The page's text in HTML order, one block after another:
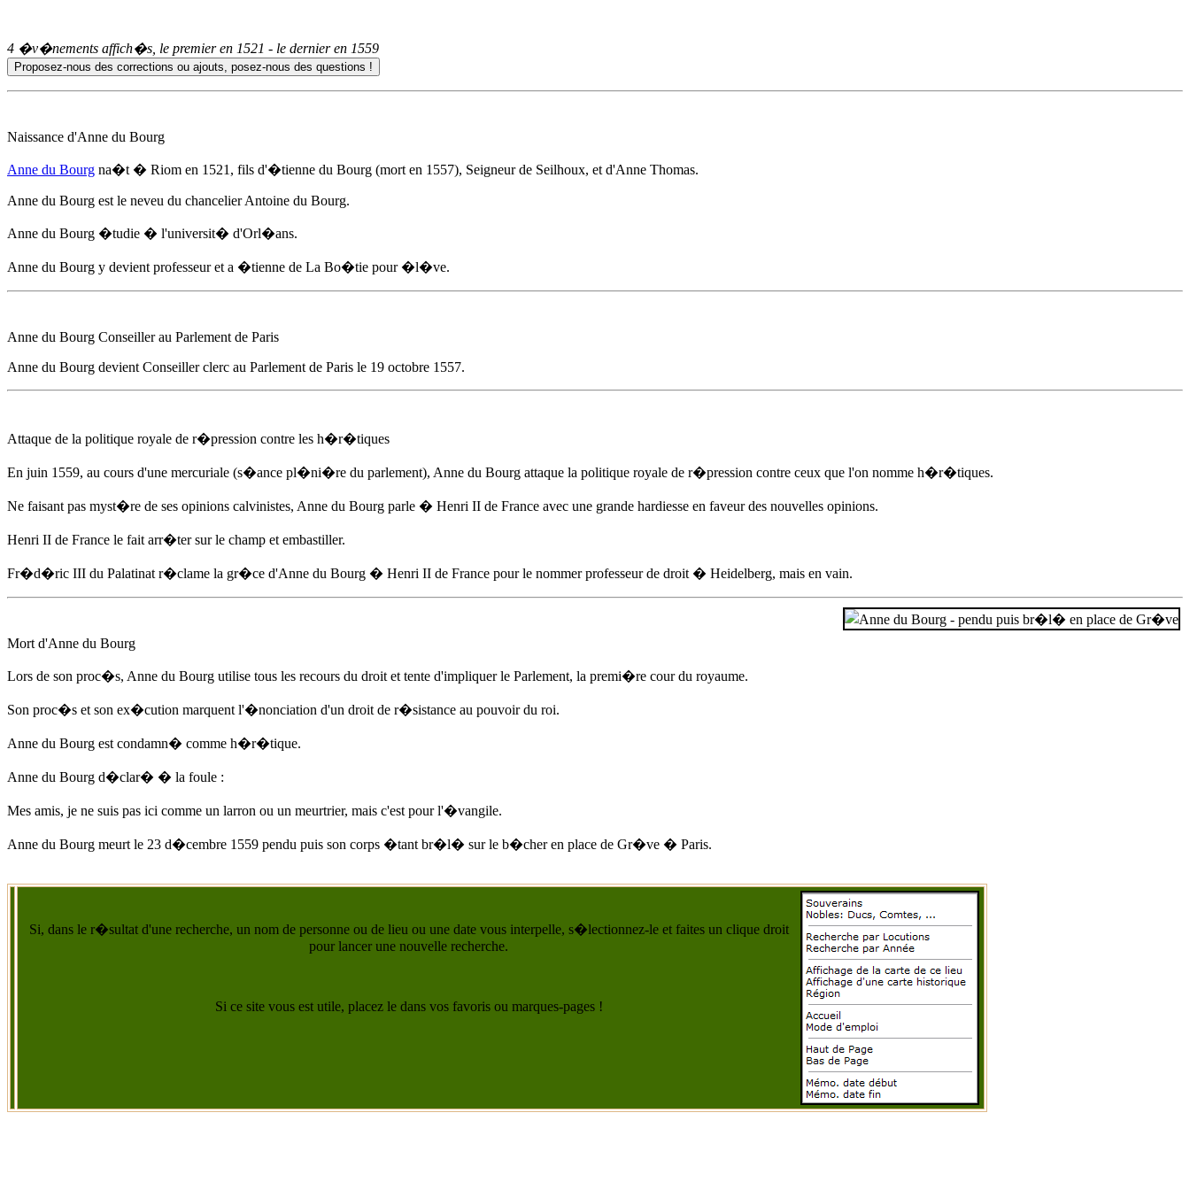
4 �v�nements affich�s, le premier en 1521 - le dernier en 1559
Naissance d'Anne du Bourg
Anne du Bourg na�t � Riom en 1521 , fils d'�tienne du Bourg (mort en 1557), Seigneur de Seilhoux, et d'Anne Thomas.
Anne du Bourg est le neveu du chancelier Antoine du Bourg.
Anne du Bourg �tudie � l'universit� d'Orl�ans.
Anne du Bourg y devient professeur et a �tienne de La Bo�tie pour �l�ve.
Anne du Bourg Conseiller au Parlement de Paris
Anne du Bourg devient Conseiller clerc au Parlement de Paris le 19 octobre 1557.
Attaque de la politique royale de r�pression contre les h�r�tiques
En juin 1559, au cours d'une mercuriale (s�ance pl�ni�re du parlement), Anne du Bourg attaque la politique royale de r�pression contre ceux que l'on nomme h�r�tiques.
Ne faisant pas myst�re de ses opinions calvinistes, Anne du Bourg parle � Henri II de France avec une grande hardiesse en faveur des nouvelles opinions.
Henri II de France le fait arr�ter sur le champ et embastiller.
Fr�d�ric III du Palatinat r�clame la gr�ce d'Anne du Bourg � Henri II de France pour le nommer professeur de droit � Heidelberg, mais en vain.
Mort d'Anne du Bourg
Lors de son proc�s, Anne du Bourg utilise tous les recours du droit et tente d'impliquer le Parlement, la premi�re cour du royaume.
Son proc�s et son ex�cution marquent l'�nonciation d'un droit de r�sistance au pouvoir du roi.
Anne du Bourg est condamn� comme h�r�tique.
Anne du Bourg d�clar� � la foule :
Mes amis, je ne suis pas ici comme un larron ou un meurtrier, mais c'est pour l'�vangile.
Anne du Bourg meurt le 23 d�cembre 1559 pendu puis son corps �tant br�l� sur le b�cher en place de Gr�ve � Paris.
Si, dans le r�sultat d'une recherche, un nom de personne ou de lieu ou une date vous interpelle, s�lectionnez-le et faites un clique droit
pour lancer une nouvelle recherche.
Si ce site vous est utile, placez le dans vos favoris ou marques-pages !